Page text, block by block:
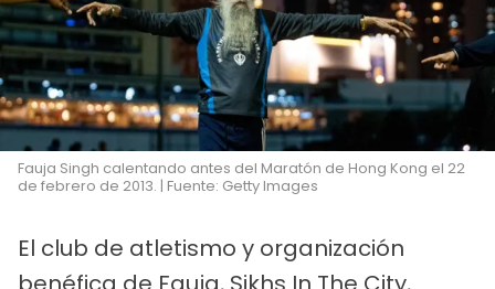
Fauja Singh calentando antes del Maratón de Hong Kong el 22
de febrero de 2013. | Fuente: Getty Images
El club de atletismo y organización